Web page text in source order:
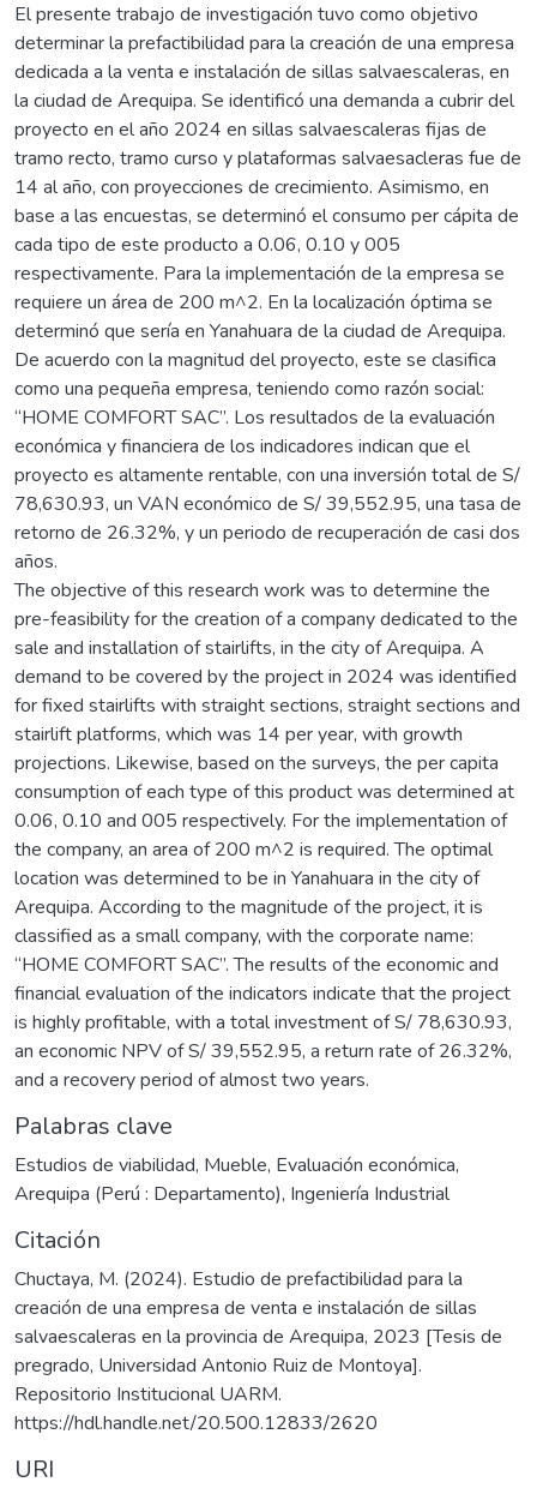
El presente trabajo de investigación tuvo como objetivo
determinar la prefactibilidad para la creación de una empresa
dedicada a la venta e instalación de sillas salvaescaleras, en
la ciudad de Arequipa. Se identificó una demanda a cubrir del
proyecto en el año 2024 en sillas salvaescaleras fijas de
tramo recto, tramo curso y plataformas salvaesacleras fue de
14 al año, con proyecciones de crecimiento. Asimismo, en
base a las encuestas, se determinó el consumo per cápita de
cada tipo de este producto a 0.06, 0.10 y 005
respectivamente. Para la implementación de la empresa se
requiere un área de 200 m^2. En la localización óptima se
determinó que sería en Yanahuara de la ciudad de Arequipa.
De acuerdo con la magnitud del proyecto, este se clasifica
como una pequeña empresa, teniendo como razón social:
“HOME COMFORT SAC”. Los resultados de la evaluación
económica y financiera de los indicadores indican que el
proyecto es altamente rentable, con una inversión total de S/
78,630.93, un VAN económico de S/ 39,552.95, una tasa de
retorno de 26.32%, y un periodo de recuperación de casi dos
años.
The objective of this research work was to determine the
pre-feasibility for the creation of a company dedicated to the
sale and installation of stairlifts, in the city of Arequipa. A
demand to be covered by the project in 2024 was identified
for fixed stairlifts with straight sections, straight sections and
stairlift platforms, which was 14 per year, with growth
projections. Likewise, based on the surveys, the per capita
consumption of each type of this product was determined at
0.06, 0.10 and 005 respectively. For the implementation of
the company, an area of 200 m^2 is required. The optimal
location was determined to be in Yanahuara in the city of
Arequipa. According to the magnitude of the project, it is
classified as a small company, with the corporate name:
“HOME COMFORT SAC”. The results of the economic and
financial evaluation of the indicators indicate that the project
is highly profitable, with a total investment of S/ 78,630.93,
an economic NPV of S/ 39,552.95, a return rate of 26.32%,
and a recovery period of almost two years.
Palabras clave
Estudios de viabilidad, Mueble, Evaluación económica,
Arequipa (Perú : Departamento), Ingeniería Industrial
Citación
Chuctaya, M. (2024). Estudio de prefactibilidad para la
creación de una empresa de venta e instalación de sillas
salvaescaleras en la provincia de Arequipa, 2023 [Tesis de
pregrado, Universidad Antonio Ruiz de Montoya].
Repositorio Institucional UARM.
https://hdl.handle.net/20.500.12833/2620
URI